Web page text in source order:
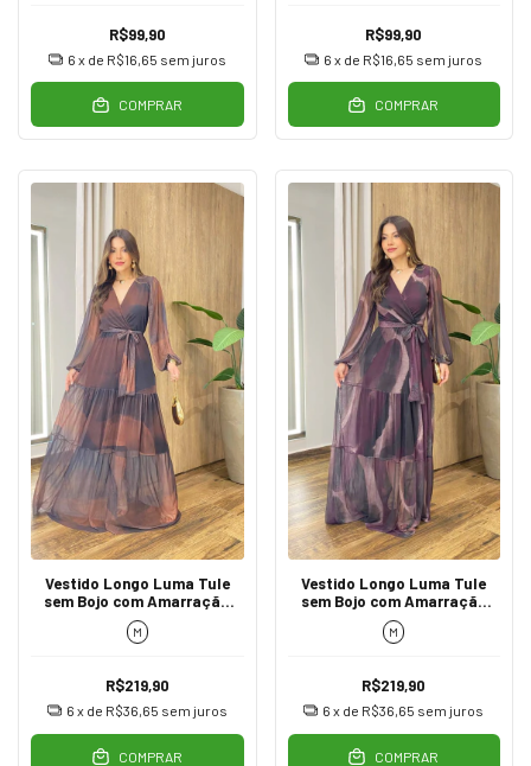
R$99,90
6 x de R$16,65 sem juros
COMPRAR
R$99,90
6 x de R$16,65 sem juros
COMPRAR
Vestido Longo Luma Tule
sem Bojo com Amarração
Tons Marrom
M
R$219,90
6 x de R$36,65 sem juros
COMPRAR
Vestido Longo Luma Tule
sem Bojo com Amarração
Tons Fuscia
M
R$219,90
6 x de R$36,65 sem juros
COMPRAR